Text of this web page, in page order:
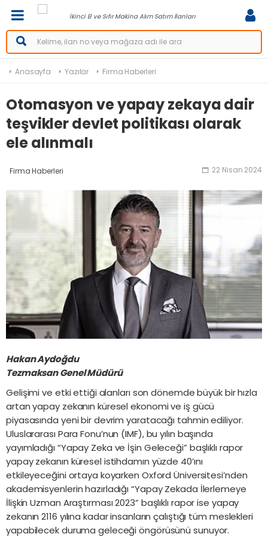
İkinci El ve Sıfır Makina Alım Satım İlanları
Anasayfa Yazılar Firma Haberleri
Otomasyon ve yapay zekaya dair
teşvikler devlet politikası olarak
ele alınmalı
22 Nisan 2024
Firma Haberleri
Hakan Aydoğdu
Tezmaksan Genel Müdürü
Gelişimi ve etki ettiği alanları son dönemde büyük bir hızla
artan yapay zekanın küresel ekonomi ve iş gücü
piyasasında yeni bir devrim yaratacağı tahmin ediliyor.
Uluslararası Para Fonu’nun (IMF), bu yılın başında
yayımladığı “Yapay Zeka ve İşin Geleceği” başlıklı rapor
yapay zekanın küresel istihdamın yüzde 40’ını
etkileyeceğini ortaya koyarken Oxford Üniversitesi’nden
akademisyenlerin hazırladığı “Yapay Zekada İlerlemeye
İlişkin Uzman Araştırması 2023” başlıklı rapor ise yapay
zekanın 2116 yılına kadar insanların çalıştığı tüm meslekleri
yapabilecek duruma geleceği öngörüsünü sunuyor.